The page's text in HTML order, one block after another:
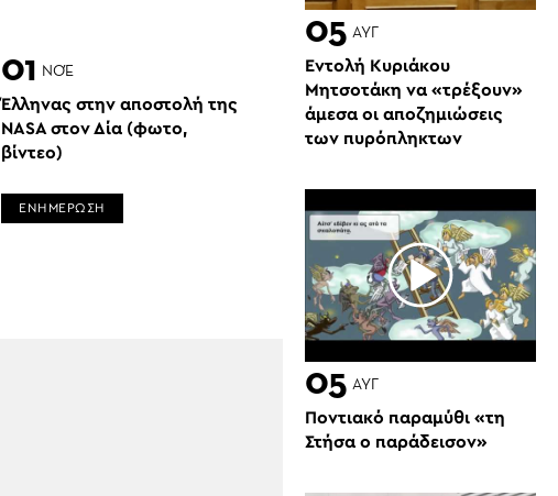
01 ΝΟΈ
Έλληνας στην αποστολή της
NASA στον Δία (φωτο,
βίντεο)
ΕΝΗΜΕΡΩΣΗ
05 ΑΥΓ
Εντολή Κυριάκου
Μητσοτάκη να «τρέξουν»
άμεσα οι αποζημιώσεις
των πυρόπληκτων
05 ΑΥΓ
Ποντιακό παραμύθι «τη
Στήσα ο παράδεισον»